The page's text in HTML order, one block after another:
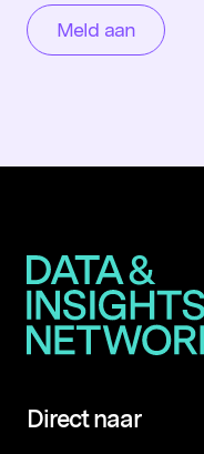
Direct naar